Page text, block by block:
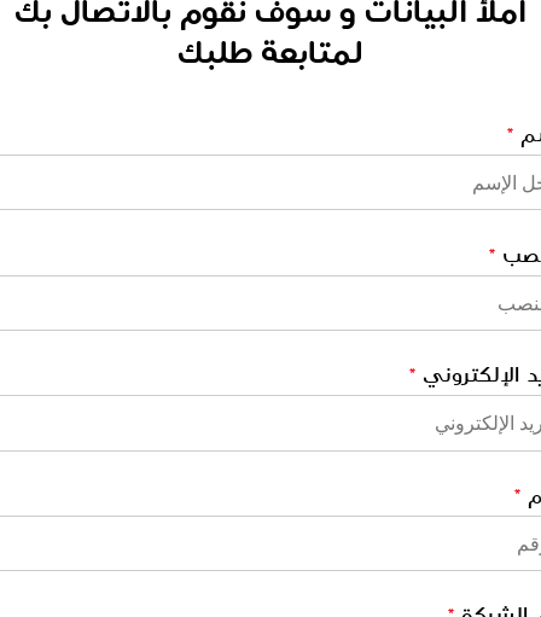
املأ البيانات و سوف نقوم بالاتصال بك
لمتابعة طلبك
*
*
الإلكتروني *
*